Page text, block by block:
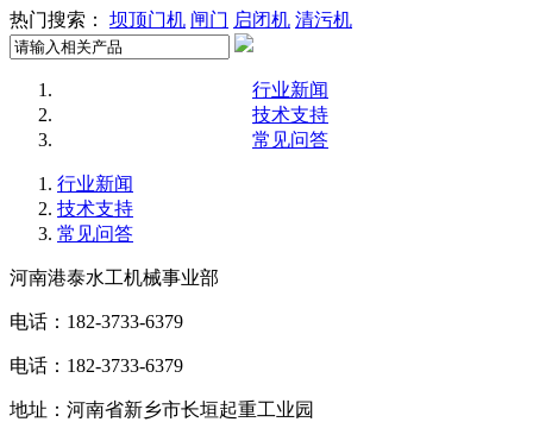
热门搜索： 坝顶门机 闸门 启闭机 清污机
行业新闻
技术支持
常见问答
行业新闻
技术支持
常见问答
河南港泰水工机械事业部
电话：182-3733-6379
电话：182-3733-6379
地址：河南省新乡市长垣起重工业园